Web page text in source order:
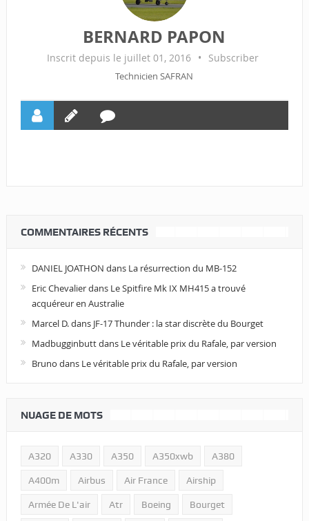
BERNARD PAPON
Inscrit depuis le juillet 01, 2016 • Subscriber
Technicien SAFRAN
COMMENTAIRES RÉCENTS
DANIEL JOATHON dans La résurrection du MB-152
Eric Chevalierdans Le Spitfire Mk IX MH415 a trouvé
acquéreur en Australie
Marcel D.dans JF-17 Thunder : la star discrète du Bourget
Madbugginbuttdans Le véritable prix du Rafale, par version
Bruno dans Le véritable prix du Rafale, par version
NUAGE DE MOTS
A320 A330 A350 A350xwb A380
A400m Airbus Air France Airship
Armée De L'air Atr Boeing Bourget